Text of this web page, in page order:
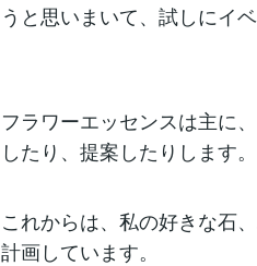
うと思いまいて、試しにイ
フラワーエッセンスは主に
したり、提案したりします。
これからは、私の好きな石
計画しています。